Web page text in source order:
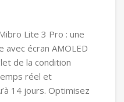
Lite 3 Pro : une
écran AMOLED
de la condition
réel et
14 jours. Optimisez